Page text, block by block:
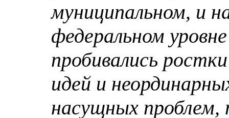
муниципальном, и
федеральном
пробивались
идей и
насущных проблем,